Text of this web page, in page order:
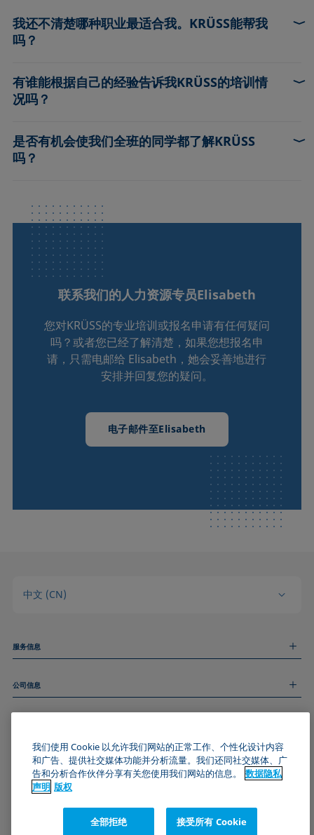
我还不清楚哪种职业最适合我。KRÜSS能帮我
吗？
找到适合您才能、目标和愿望的职业并不是那么容易。您
可以了解一下我们的培训计划是否适合您。只需电邮给
的工作方式，并会抽出时间与您沟通。
有谁能根据自己的经验告诉我KRÜSS的培训情
况吗？
当然，你不必通过我们的营销广告获得关于KRÜSS的信
息。可以从我们见习的和训练有素的同事的角度来了解我
是否有机会使我们全班的同学都了解KRÜSS
吗？
当然可以。和您的老师沟通，然后通过老师和Elisabeth取
得联系。您将了解现代高科技公司的组织方式，会见我们
的培训师，并与当前和以前的见习生交谈。
联系我们的人力资源专员Elisabeth
您对KRÜSS的专业培训或报名申请有任何疑问
吗？或者您已经了解清楚，如果您想报名申
请，只需电邮给 Elisabeth，她会妥善地进行
安排并回复您的疑问。
电子邮件至Elisabeth
中文 (CN)
服务信息
技术服务
和我们取得联系
公司信息
关于我们
数据隐私声明
Cookie政策
加入KRÜSS社区
我们使用 Cookie 以允许我们网站的正常工作、个性化设计内容
和广告、提供社交媒体功能并分析流量。我们还同社交媒体、广
告和分析合作伙伴分享有关您使用我们网站的信息。
数据隐私
声明 版权
全部拒绝 接受所有 Cookie